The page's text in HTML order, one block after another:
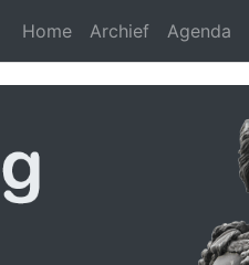
Home Archief Agenda